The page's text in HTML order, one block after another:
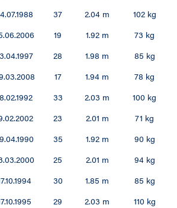
37 2.04 m
102 kg
19 1.92 m
73 kg
28 1.98 m
85 kg
17 1.94 m
78 kg
33 2.03 m
100 kg
23 2.01 m
71 kg
35 1.92 m
90 kg
25 2.01 m
94 kg
30 1.85 m
85 kg
29 2.03 m
110 kg